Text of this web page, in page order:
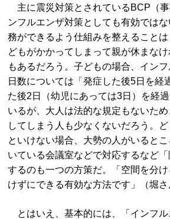
主に震災対策とされているBCP（
ンフルエンザ対策としても有効では
務ができるよう仕組みを整えること
どもがかかってしまって親が休まな
もあるだろう。子どもの場合、イン
日数については「発症した後5日を経
た後2日（幼児にあっては3日）を経
いるが、大人は法的な規定もないた
してしまう人も少なくないだろう。
といけない場合、大勢の人がいると
いている会議室などで対応するなど
するのも一つの方策だ。「空間を分
けずにできる有効な方法です」（堀さ
とはいえ、基本的には、「インフ